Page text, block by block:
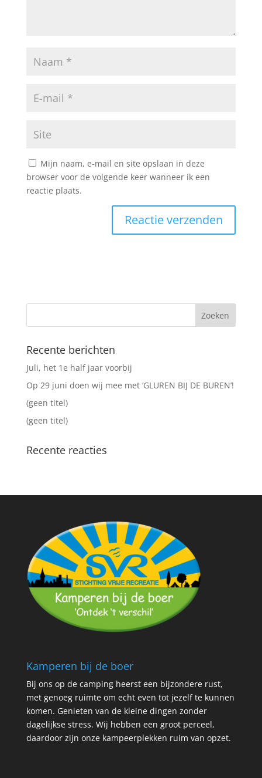
Mijn naam, e-mail en site opslaan in deze
browser voor de volgende keer wanneer ik een
reactie plaats.
Recente berichten
Juli, het 1e half jaar voorbij
Op 29 juni doen wij mee met ‘GLUREN BIJ DE BUREN’!
(geen titel)
(geen titel)
Recente reacties
Kamperen bij de boer
Bij ons op de camping heerst een bijzondere rust,
met genoeg ruimte om echt even tot jezelf te kunnen
komen. Genieten van de kleine dingen zonder
dagelijkse stress. Wij hebben een groot perceel,
daardoor zijn onze kampeerplekken ruim van opzet.